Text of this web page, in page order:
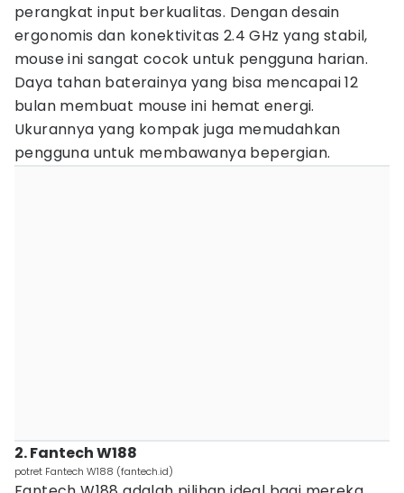
perangkat input berkualitas. Dengan desain
ergonomis dan konektivitas 2.4 GHz yang stabil,
mouse ini sangat cocok untuk pengguna harian.
Daya tahan baterainya yang bisa mencapai 12
bulan membuat mouse ini hemat energi.
Ukurannya yang kompak juga memudahkan
pengguna untuk membawanya bepergian.
2. Fantech W188
potret Fantech W188 (fantech.id)